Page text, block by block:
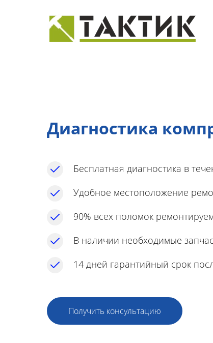
Более 7000 ремонтов техники
за 7 лет работы. Фото
Диагностика
Бесплатная диагностика в
Удобное местоположение
90% всех поломок
В наличии необходимые
14 дней гарантийный срок
Получить консультацию